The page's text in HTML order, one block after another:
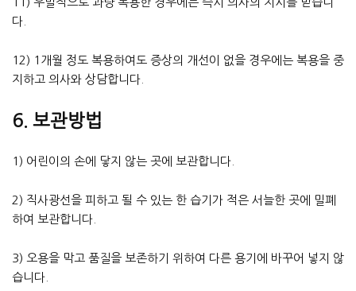
다.
12) 1개월 정도 복용하여도 증상의 개선이 없을 경우에는 복용을 중
지하고 의사와 상담합니다.
6. 보관방법
1) 어린이의 손에 닿지 않는 곳에 보관합니다.
2) 직사광선을 피하고 될 수 있는 한 습기가 적은 서늘한 곳에 밀폐
하여 보관합니다.
3) 오용을 막고 품질을 보존하기 위하여 다른 용기에 바꾸어 넣지 않
습니다.